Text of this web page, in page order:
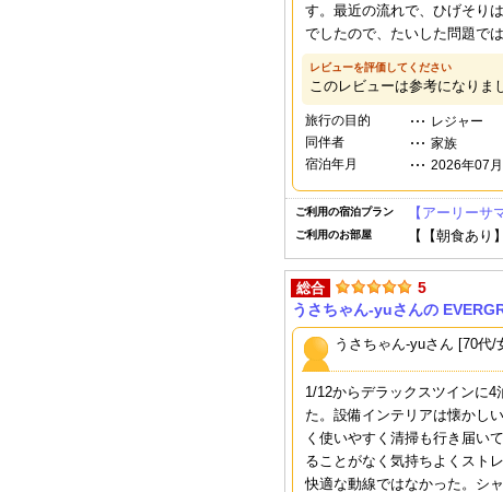
す。最近の流れで、ひげそり
でしたので、たいした問題で
レビューを評価してください
このレビューは参考になりま
旅行の目的
レジャー
同伴者
家族
宿泊年月
2026年07月
ご利用の宿泊プラン 【アーリー
ご利用のお部屋 【【朝食あ
総合
5
うさちゃん-yuさんの
うさちゃん-yuさん [70代/
1/12からデラックスツインに
た。設備インテリアは懐かし
く使いやすく清掃も行き届い
ることがなく気持ちよくスト
快適な動線ではなかった。シ